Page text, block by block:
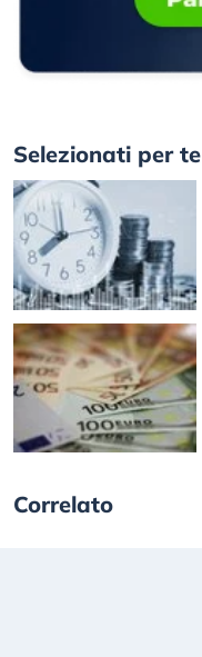
Selezionati per te
Correlato